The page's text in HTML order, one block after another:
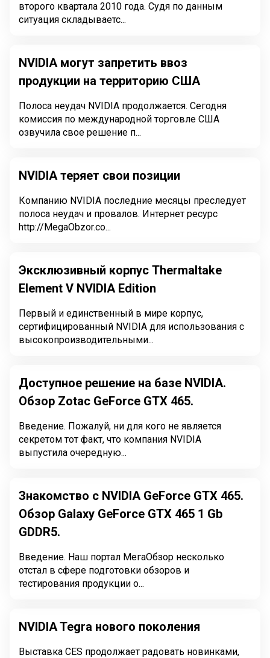
второго квартала 2010 года. Судя по данным
ситуация складываетс...
NVIDIA могут запретить ввоз
продукции на территорию США
Полоса неудач NVIDIA продолжается. Сегодня
комиссия по международной торговле США
озвучила свое решение п...
NVIDIA теряет свои позиции
Компанию NVIDIA последние месяцы преследует
полоса неудач и провалов. Интернет ресурс
http://MegaObzor.co...
Эксклюзивный корпус Thermaltake
Element V NVIDIA Edition
Первый и единственный в мире корпус,
сертифицированный NVIDIA для использования с
высокопроизводительными...
Доступное решение на базе NVIDIA.
Обзор Zotac GeForce GTX 465.
Введение. Пожалуй, ни для кого не является
секретом тот факт, что компания NVIDIA
выпустила очередную...
Знакомство с NVIDIA GeForce GTX 465.
Обзор Galaxy GeForce GTX 465 1 Gb
GDDR5.
Введение. Наш портал МегаОбзор несколько
отстал в сфере подготовки обзоров и
тестирования продукции о...
NVIDIA Tegra нового поколения
Выставка CES продолжает радовать новинками,